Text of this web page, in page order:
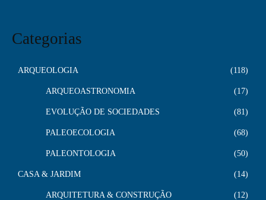
Categorias
ARQUEOLOGIA 118
ARQUEOASTRONOMIA 17
EVOLUÇÃO DE SOCIEDADES 81
PALEOECOLOGIA 68
PALEONTOLOGIA 50
CASA & JARDIM 14
ARQUITETURA & CONSTRUÇÃO 12